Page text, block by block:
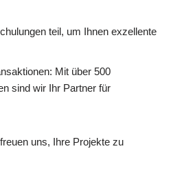
teil, um Ihnen exzellente
Mit über 500
sind wir Ihr Partner für
uns, Ihre Projekte zu